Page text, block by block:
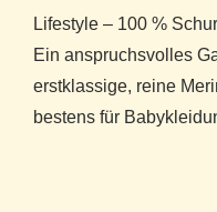
Lifestyle – 100 %
Ein anspruchsvolles
erstklassige, reine
bestens für